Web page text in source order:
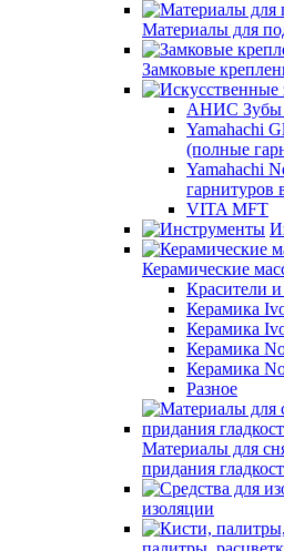
Материалы для
Замковые
АНИС Зубы
Yamahachi
(полные
Yamahachi
гарнитуров
VITA MFT
Керамические
Красители
Керамика
Керамика
Керамика
Керамика
Разное
Материалы для
придания
изоляции